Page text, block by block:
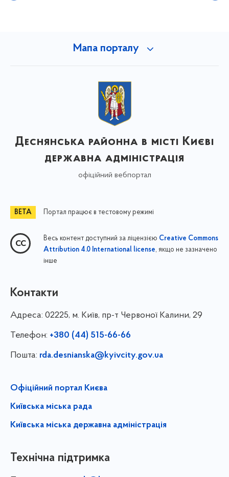
Мапа порталу
Деснянська районна в місті Києві
державна адміністрація
офіційний вебпортал
Портал працює в тестовому режимі
Весь контент доступний за ліцензією Creative Commons
Attribution 4.0 International license, якщо не зазначено
інше
Контакти
Адреса: 02225, м. Київ, пр-т Червоної Калини, 29
Телефон: +380 (44) 515-66-66
Пошта: rda.desnianska@kyivcity.gov.ua
Офіційний портал Києва
Київська міська рада
Київська міська державна адміністрація
Технічна підтримка